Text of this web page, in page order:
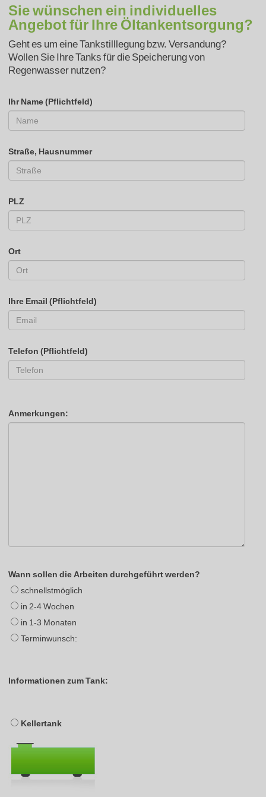
Sie wünschen ein individuelles
Angebot für Ihre Öltankentsorgung?
Geht es um eine Tankstilllegung bzw. Versandung?
Wollen Sie Ihre Tanks für die Speicherung von
Regenwasser nutzen?
Ihr Name (Pflichtfeld)
Straße, Hausnummer
PLZ
Ort
Ihre Email (Pflichtfeld)
Telefon (Pflichtfeld)
Anmerkungen:
Wann sollen die Arbeiten durchgeführt werden?
schnellstmöglich
in 2-4 Wochen
in 1-3 Monaten
Terminwunsch:
Informationen zum Tank:
Kellertank